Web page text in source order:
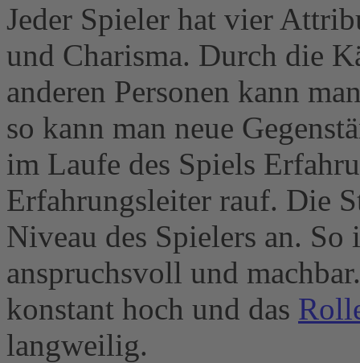
Jeder Spieler hat vier
und Charisma. Durch die
anderen Personen kann
so kann man neue
im Laufe des Spiels
Erfahrungsleiter rauf. Die
Niveau des Spielers an.
anspruchsvoll und
konstant hoch und das
langweilig.